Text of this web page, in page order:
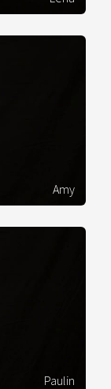
Amy
Paulin